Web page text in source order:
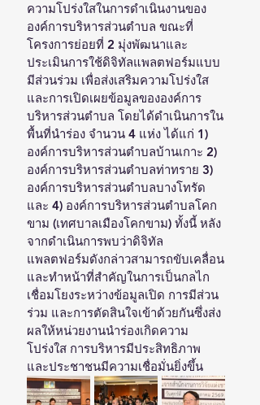
ความโปร่งใสในการดำเนินงานของ
องค์การบริหารส่วนตำบล ขณะที่
โครงการย่อยที่ 2 มุ่งพัฒนาและ
ประเมินการใช้ดิจิทัลแพลตฟอร์มแบบ
มีส่วนร่วม เพื่อส่งเสริมความโปร่งใส
และการเปิดเผยข้อมูลขององค์การ
บริหารส่วนตำบล โดยได้ดำเนินการใน
พื้นที่นำร่อง จำนวน 4 แห่ง ได้แก่ 1)
องค์การบริหารส่วนตำบลบ้านเกาะ 2)
องค์การบริหารส่วนตำบลท่าทราย 3)
องค์การบริหารส่วนตำบลบางโทรัด
และ 4) องค์การบริหารส่วนตำบลโคก
ขาม (เทศบาลเมืองโคกขาม) ทั้งนี้ หลัง
จากดำเนินการพบว่าดิจิทัล
แพลตฟอร์มดังกล่าวสามารถขับเคลื่อน
และทำหน้าที่สำคัญในการเป็นกลไก
เชื่อมโยงระหว่างข้อมูลเปิด การมีส่วน
ร่วม และการตัดสินใจเข้าด้วยกันซึ่งส่ง
ผลให้หน่วยงานนำร่องเกิดความ
โปร่งใส การบริหารมีประสิทธิภาพ
และประชาชนมีความเชื่อมั่นยิ่งขึ้น